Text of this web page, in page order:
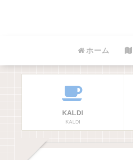
ホーム
KALDI
KALDI